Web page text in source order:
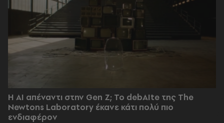
Η AI απέναντι στην Gen Z; Το debAIte της The
Newtons Laboratory έκανε κάτι πολύ πιο
ενδιαφέρον